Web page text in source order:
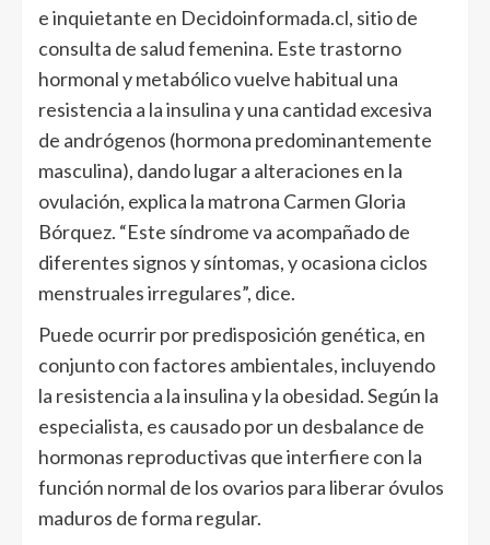
e inquietante en Decidoinformada.cl, sitio de
consulta de salud femenina. Este trastorno
hormonal y metabólico vuelve habitual una
resistencia a la insulina y una cantidad excesiva
de andrógenos (hormona predominantemente
masculina), dando lugar a alteraciones en la
ovulación, explica la matrona Carmen Gloria
Bórquez. “Este síndrome va acompañado de
diferentes signos y síntomas, y ocasiona ciclos
menstruales irregulares”, dice.
Puede ocurrir por predisposición genética, en
conjunto con factores ambientales, incluyendo
la resistencia a la insulina y la obesidad. Según la
especialista, es causado por un desbalance de
hormonas reproductivas que interfiere con la
función normal de los ovarios para liberar óvulos
maduros de forma regular.